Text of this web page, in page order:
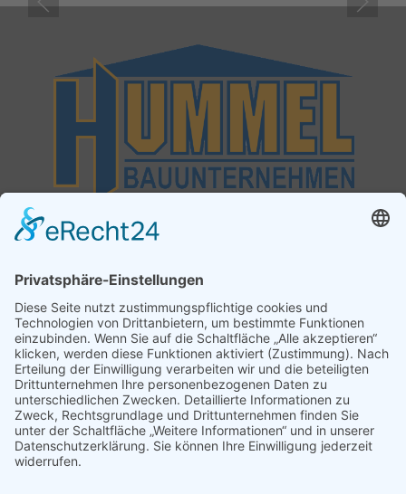
Reden Sie mit uns, wir beraten Sie
gerne!
Hummel Bauunternehmen GmbH
Von-Vischbach-Straße 6 . 92287 Schmidmühlen
Telefon 09474 951130
Mobil 0173 3534149